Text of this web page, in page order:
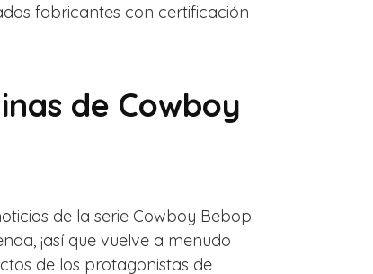
fabricantes con certificación
de Cowboy
de la serie Cowboy Bebop.
¡así que vuelve a menudo
de los protagonistas de